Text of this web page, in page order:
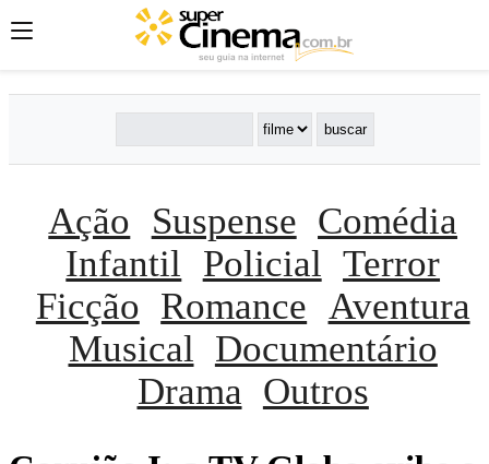
Ação Suspense Comédia
Infantil
Policial Terror
Ficção Romance Aventura
Musical
Documentário
Drama Outros